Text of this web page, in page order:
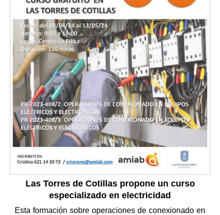
Las Torres de Cotillas propone un curso
especializado en electricidad
Esta formación sobre operaciones de conexionado en